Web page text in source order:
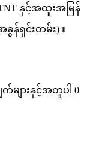
TNT နှင့်အထူးအမြန်
န်ရှင်းတမ်း) ။
ျားနှင့်အတူပါ 0